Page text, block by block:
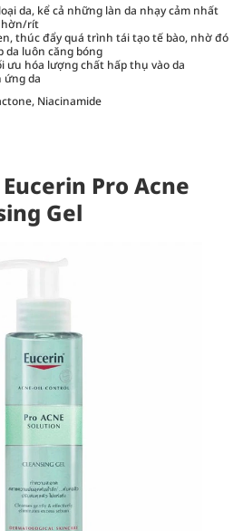
da, kể cả những làn da nhạy cảm nhất
rít
thúc đẩy quá trình tái tạo tế bào, nhờ đó
da luôn căng bóng
ưu hóa lượng chất hấp thụ vào da
ứng da
Niacinamide
Pro Acne
Gel